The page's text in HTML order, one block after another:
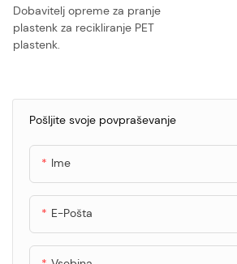
Pošljite svoje povpraševanje
Ime
E-Pošta
steklenic
Dobavitelj opreme za pranje
plastenk za recikliranje PET
plastenk.